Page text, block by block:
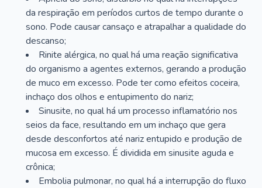
da respiração em períodos curtos de tempo durante o
sono. Pode causar cansaço e atrapalhar a qualidade do
descanso;
Rinite alérgica, no qual há uma reação significativa
do organismo a agentes externos, gerando a produção
de muco em excesso. Pode ter como efeitos coceira,
inchaço dos olhos e entupimento do nariz;
Sinusite, no qual há um processo inflamatório nos
seios da face, resultando em um inchaço que gera
desde desconfortos até nariz entupido e produção de
mucosa em excesso. É dividida em sinusite aguda e
crônica;
Embolia pulmonar, no qual há a interrupção do fluxo